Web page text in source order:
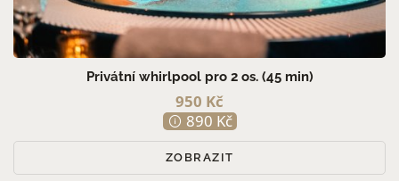
PRO MUŽE (1)
PRO ŽENY (1)
PRO PÁRY (3)
Privátní whirlpool pro 2 os. (45 min)
950 Kč
890 Kč
ZOBRAZIT